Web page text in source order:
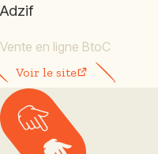
Adzif
Vente en ligne BtoC
Voir le site